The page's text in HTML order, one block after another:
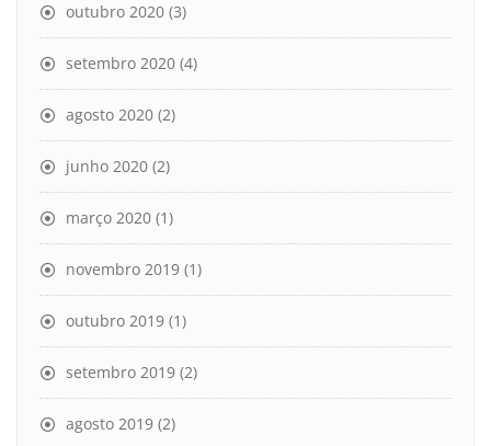
outubro 2020 (3)
setembro 2020 (4)
agosto 2020 (2)
junho 2020 (2)
março 2020 (1)
novembro 2019 (1)
outubro 2019 (1)
setembro 2019 (2)
agosto 2019 (2)